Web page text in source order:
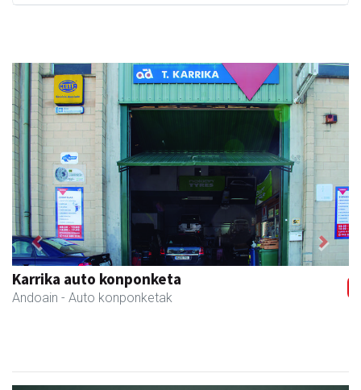
Karrika auto konponketa
Andoain - Auto konponketak
Previous Next